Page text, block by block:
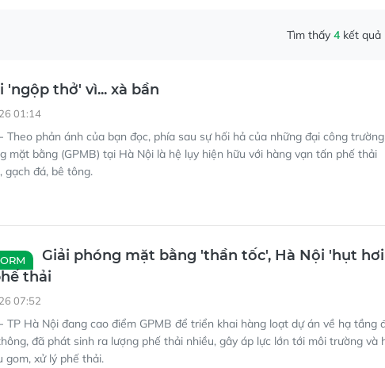
Tìm thấy 4 kết quả
'ngộp thở' vì... xà bần
01:14
Theo phản ánh của bạn đọc, phía sau sự hối hả của những đại công trường
mặt bằng (GPMB) tại Hà Nội là hệ lụy hiện hữu với hàng vạn tấn phế thải
gạch đá, bê tông.
Giải phóng mặt bằng 'thần tốc', Hà Nội 'hụt
thải
07:52
TP Hà Nội đang cao điểm GPMB để triển khai hàng loạt dự án về hạ tầng
đã phát sinh ra lượng phế thải nhiều, gây áp lực lớn tới môi trường và
gom, xử lý phế thải.